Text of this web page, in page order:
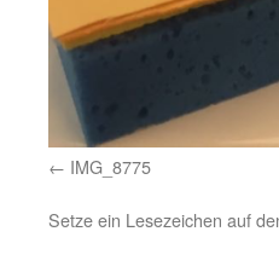
IMG_8775
Setze ein Lesezeichen auf